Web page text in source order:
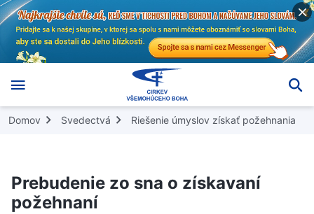
Domov Svedectvá Riešenie úmyslov získať požehnania
Prebudenie zo sna o získavaní
požehnaní